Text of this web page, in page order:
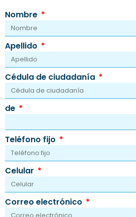
Nombre
Apellido
Cédula de ciudadanía
de
Teléfono fijo
Celular
Correo electrónico